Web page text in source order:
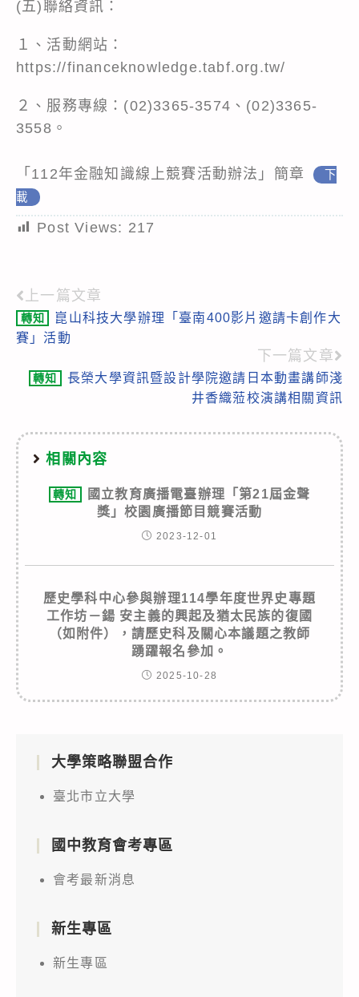
(五)聯絡資訊：
１、活動網站：
https://financeknowledge.tabf.org.tw/
２、服務專線：(02)3365-3574、(02)3365-
3558。
「112年金融知識線上競賽活動辦法」簡章
下
載
Post Views: 217
Read
more
上一篇文章
轉知
崑山科技大學辦理「臺南400影片邀請卡創作大
賽」活動
下一篇文章
轉知
長榮大學資訊暨設計學院邀請日本動畫講師淺
井香織蒞校演講相關資訊
相關內容
轉知
國立教育廣播電臺辦理「第21屆金聲
獎」校園廣播節目競賽活動
2023-12-01
歷史學科中心參與辦理114學年度世界史專題
工作坊－鍚 安主義的興起及猶太民族的復國
（如附件），請歷史科及關心本議題之教師
踴躍報名參加。
2025-10-28
大學策略聯盟合作
臺北市立大學
國中教育會考專區
會考最新消息
新生專區
新生專區